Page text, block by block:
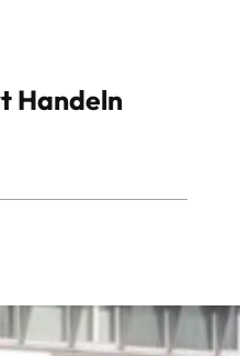
Handeln